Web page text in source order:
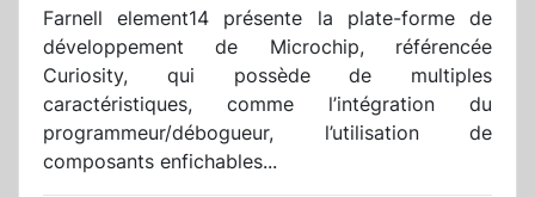
Farnell element14 présente la plate-forme de
développement de Microchip, référencée
Curiosity, qui possède de multiples
caractéristiques, comme l’intégration du
programmeur/débogueur, l’utilisation de
composants enfichables...